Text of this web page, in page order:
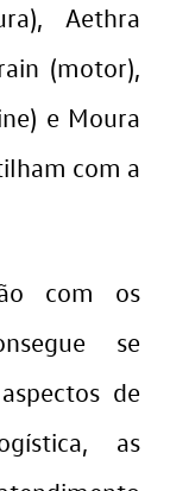
Aethra
(motor),
e Moura
com a
com os
se
de
as